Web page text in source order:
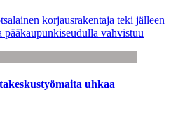
korjausrakentaja teki jälleen
pääkaupunkiseudulla vahvistuu
uhkaa